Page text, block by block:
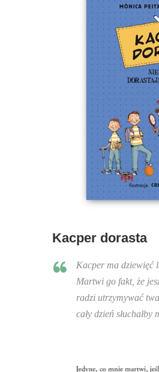
Kacper dorasta
Kacper ma dziewięć
Martwi go fakt, że
radzi utrzymywać
cały dzień słuchałby